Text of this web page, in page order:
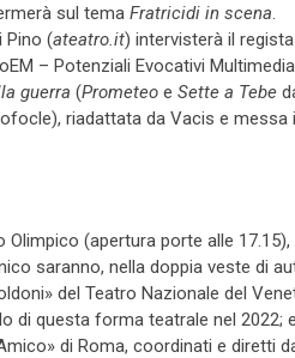
sul tema Fratricidi in scena
Pino (ateatro.it) intervisterà il
– Potenziali Evocativi
guerra (Prometeo e Sette a Tebe
riadattata da Vacis e messa
Olimpico (apertura porte alle
saranno, nella doppia veste di
del Teatro Nazionale del
di questa forma teatrale nel 2022;
di Roma, coordinati e diretti